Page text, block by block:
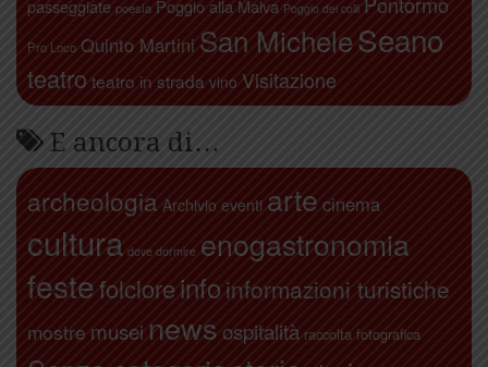
passeggiate poesia Poggio alla Malva Poggio dei colli
Pro Loco Quinto Martini San MicheleSeano
teatro teatro in strada vino Visitazione
E ancora di…
archeologia Archivio eventi arte cinema
cultura dove dormire enogastronomia
festefolcloreinfo informazioni turistiche
mostre musei news ospitalità raccolta fotografica